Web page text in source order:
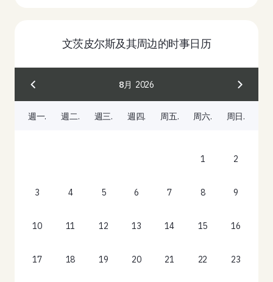
文茨皮尔斯及其周边的时事日历
8月 2026
週一. 週二. 週三. 週四. 周五. 周六. 周日.
1 2
3 4 5 6 7 8 9
10 11 12 13 14 15 16
17 18 19 20 21 22 23